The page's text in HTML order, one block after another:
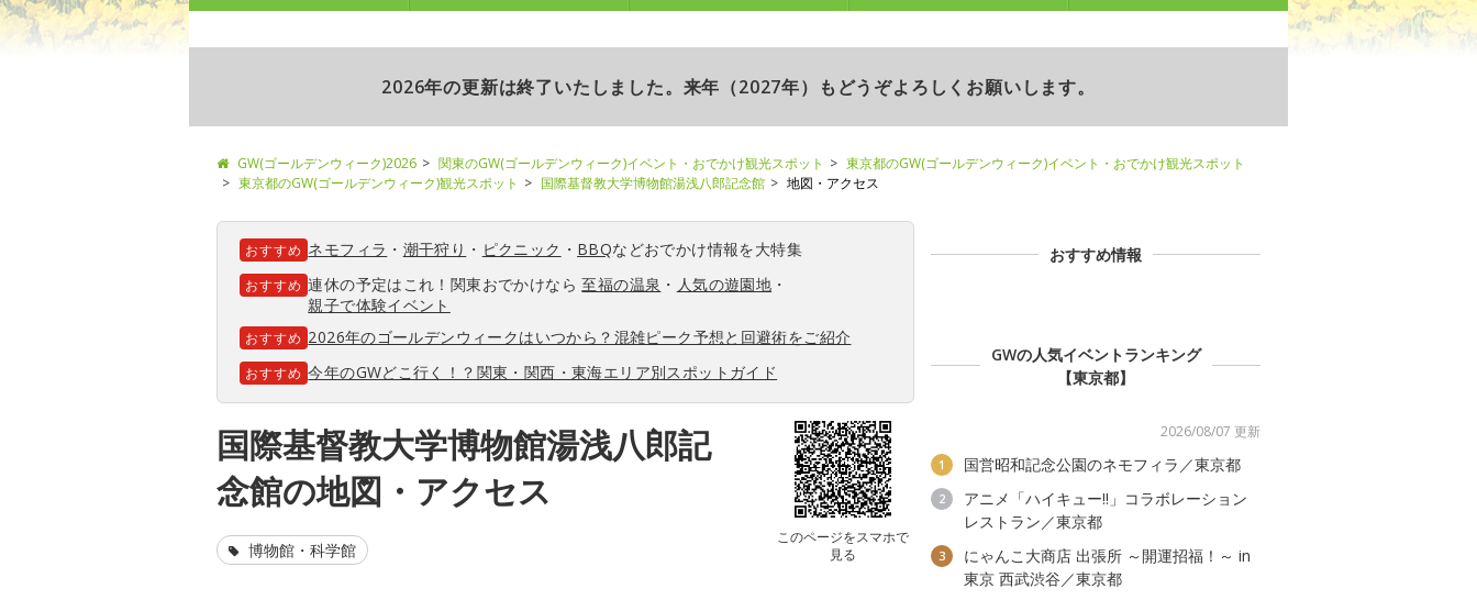
2026年の更新は終了いたしました。来年（2027年）もどうぞよろしくお願いします。
GW(ゴールデンウィーク)2026 関東のGW(ゴールデンウィーク)イベント・おでかけ観光スポット
東京都のGW(ゴールデンウィーク)イベント・おでかけ観光スポット
東京都のGW(ゴールデンウィーク)観光スポット
国際基督教大学博物館湯浅八郎記念館 地図・アクセス
おすすめ ネモフィラ ・ 潮干狩り ・ ピクニック ・ BBQなどおでかけ情報を大特集
おすすめ 連休の予定はこれ！関東おでかけなら至福の温泉 ・ 人気の遊園地 ・
親子で体験イベント
おすすめ 2026年のゴールデンウィークはいつから？混雑ピーク予想と回避術をご紹介
おすすめ 今年のGWどこ行く！？関東・関西・東海エリア別スポットガイド
国際基督教大学博物館湯浅八郎記
念館の地図・アクセス
このページをスマホで
見る
博物館・科学館
おすすめ情報
GWの人気イベントランキング
【東京都】
2026/08/07 更新
1 国営昭和記念公園のネモフィラ／東京都
2
アニメ「ハイキュー!!」コラボレーション
レストラン／東京都
3
にゃんこ大商店 出張所 ～開運招福！～ in
東京 西武渋谷／東京都